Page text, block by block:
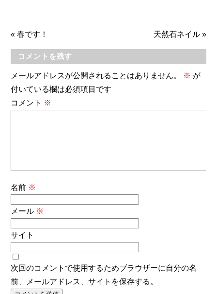
«春です！ 天然石ネイル»
コメントを残す
メールアドレスが公開されることはありません。 ※ が
付いている欄は必須項目です
コメント ※
名前 ※
メール ※
サイト
次回のコメントで使用するためブラウザーに自分の名
前、メールアドレス、サイトを保存する。